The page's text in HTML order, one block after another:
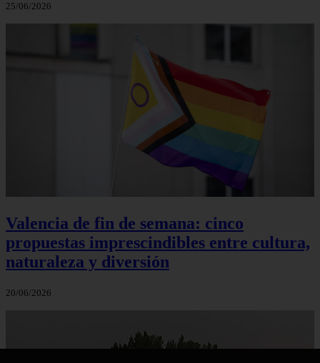
25/06/2026
Valencia de fin de semana: cinco
propuestas imprescindibles entre cultura,
naturaleza y diversión
20/06/2026